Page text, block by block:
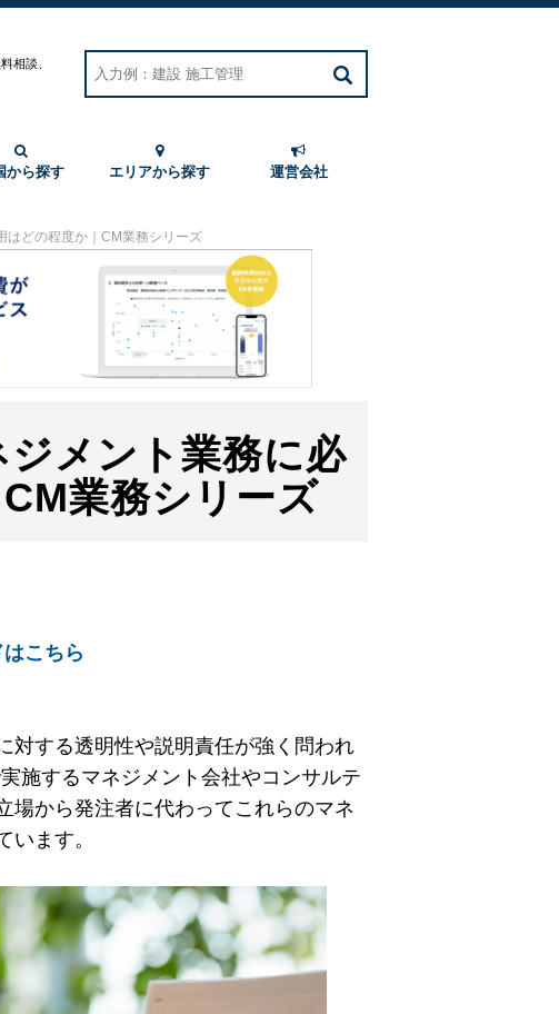
相談、
から探す エリアから探す 運営会社
はどの程度か｜CM業務シリーズ
メント業務に必
業務シリーズ
こちら
対する透明性や説明責任が強く問われ
施するマネジメント会社やコンサルテ
場から発注者に代わってこれらのマネ
ます。